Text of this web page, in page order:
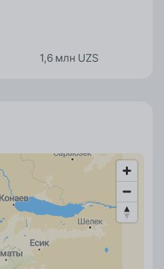
1,6 млн UZS